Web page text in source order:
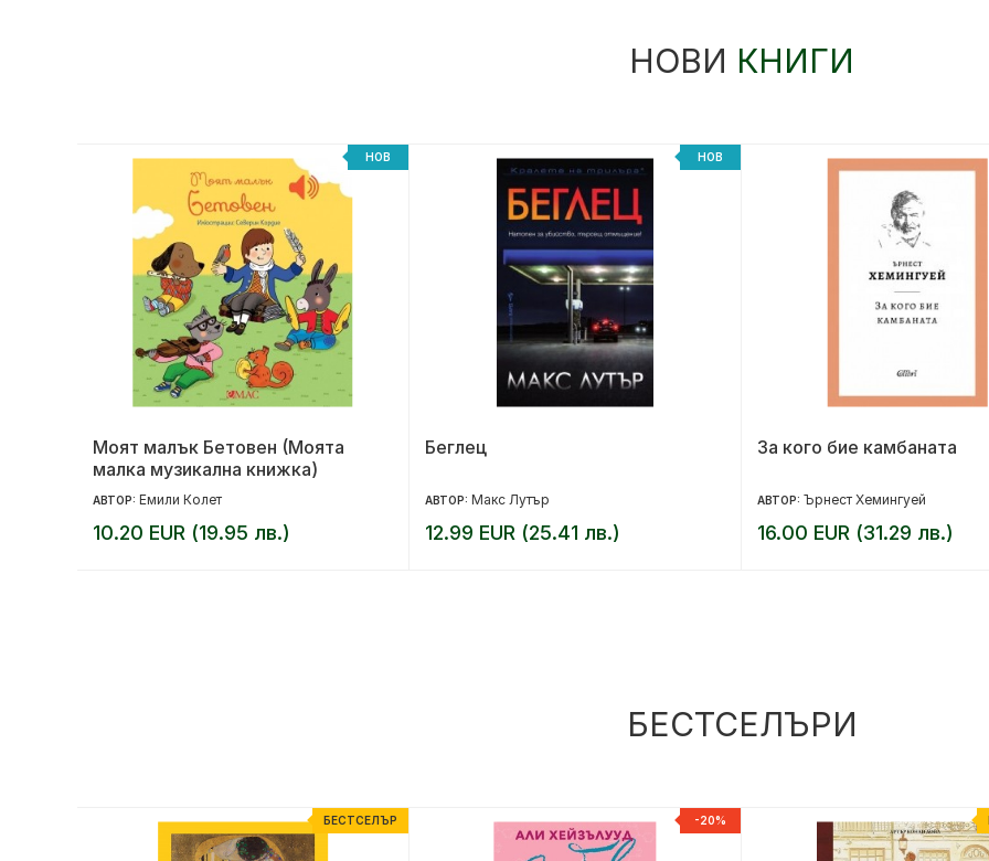
НОВИ КНИГИ
НОВ
Моят малък Бетовен (Моята
малка музикална книжка)
АВТОР: Емили Колет
10.20 EUR (19.95 лв.)
НОВ
Беглец
АВТОР: Макс Лутър
12.99 EUR (25.41 лв.)
За кого бие камбаната
АВТОР: Ърнест Хемингуей
16.00 EUR (31.29 лв.)
БЕСТСЕЛЪРИ
БЕСТСЕЛЪР -20%